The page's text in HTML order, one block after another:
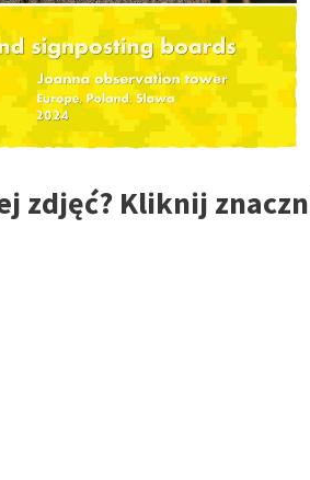
zdjęć? Kliknij